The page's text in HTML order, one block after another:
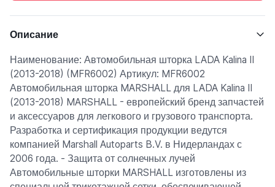
Описание
Наименование: Автомобильная шторка LADA Kalina II
(2013-2018) (MFR6002) Артикул: MFR6002
Автомобильная шторка MARSHALL для LADA Kalina II
(2013-2018) MARSHALL - европейский бренд запчастей
и аксессуаров для легкового и грузового транспорта.
Разработка и сертификация продукции ведутся
компанией Marshall Autoparts B.V. в Нидерландах с
2006 года. - Защита от солнечных лучей
Автомобильные шторки MARSHALL изготовлены из